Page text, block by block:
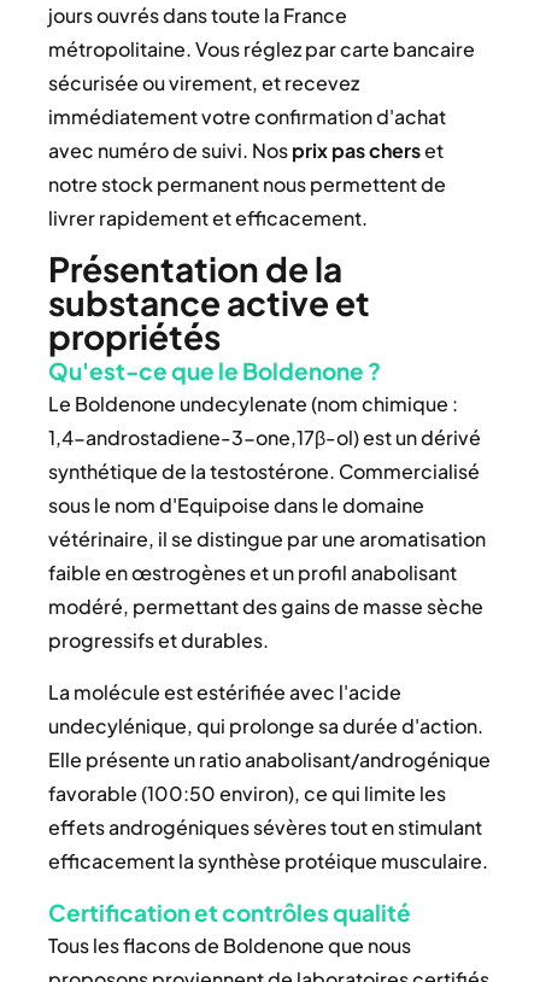
jours ouvrés dans toute la France
métropolitaine. Vous réglez par carte bancaire
sécurisée ou virement, et recevez
immédiatement votre confirmation d'achat
avec numéro de suivi. Nosprix pas cherset
notre stock permanent nous permettent de
livrer rapidement et efficacement.
Présentation de la
substance active et
propriétés
Qu'est-ce que le Boldenone ?
Le Boldenone undecylenate (nom chimique :
1,4-androstadiene-3-one,17β-ol) est un dérivé
synthétique de la testostérone. Commercialisé
sous le nom d'Equipoise dans le domaine
vétérinaire, il se distingue par une aromatisation
faible en œstrogènes et un profil anabolisant
modéré, permettant des gains de masse sèche
progressifs et durables.
La molécule est estérifiée avec l'acide
undecylénique, qui prolonge sa durée d'action.
Elle présente un ratio anabolisant/androgénique
favorable (100:50 environ), ce qui limite les
effets androgéniques sévères tout en stimulant
efficacement la synthèse protéique musculaire.
Certification et contrôles qualité
Tous les flacons de Boldenone que nous